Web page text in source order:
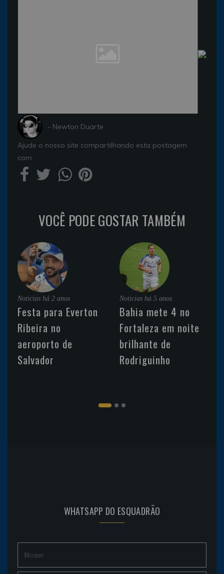
- Newton Duarte
Ajude o nosso site compartilhando esta postagem
com
VOCÊ PODE GOSTAR TAMBÉM
Noticias há 2 anos
Festa para Everton
Ribeira no
aeroporto de
Salvador
Noticias há 5 anos
Bahia mete 4 no
Fortaleza em noite
brilhante de
Rodriguinho
WHATSAPP DO ESQUADRÃO